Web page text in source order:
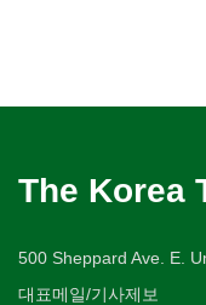
The Korea
500 Sheppard Ave. E.
대표메일/기사제보